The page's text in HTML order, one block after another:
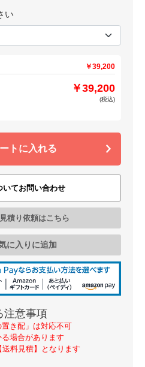
い
￥39,200
￥39,200
(税込)
トに入れる
いてお問い合わせ
積り依頼はこちら
に入りに追加
注意事項
き配」は対応不可
場合があります
料見積】となります